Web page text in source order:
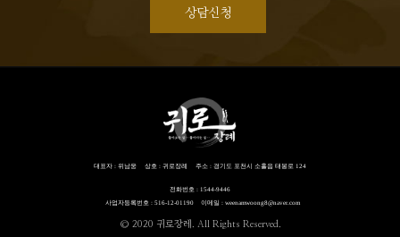
상담신청
대표자 : 위남웅 상호 : 귀로장례 주소 : 경기도 포천시 소흘읍 태봉로 124
전화번호 : 1544-9446
사업자등록번호 : 516-12-01190 이메일 : weenamwoong8@naver.com
© 2020 귀로장레. All Rights Reserved.